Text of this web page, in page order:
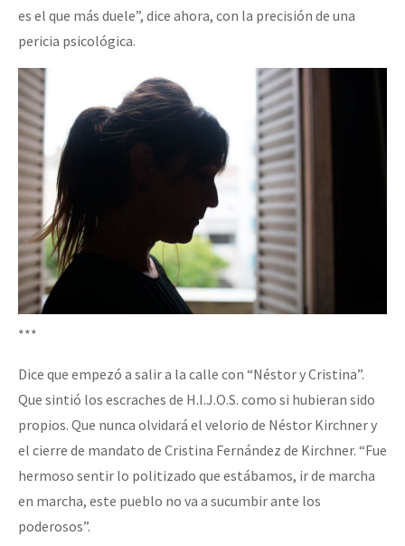
es el que más duele”, dice ahora, con la precisión de una
pericia psicológica.
***
Dice que empezó a salir a la calle con “Néstor y Cristina”.
Que sintió los escraches de H.I.J.O.S. como si hubieran sido
propios. Que nunca olvidará el velorio de Néstor Kirchner y
el cierre de mandato de Cristina Fernández de Kirchner. “Fue
hermoso sentir lo politizado que estábamos, ir de marcha
en marcha, este pueblo no va a sucumbir ante los
poderosos”.